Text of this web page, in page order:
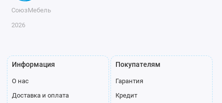
СоюзМебель
2026
Информация
О нас
Доставка и оплата
Покупателям
Гарантия
Кредит